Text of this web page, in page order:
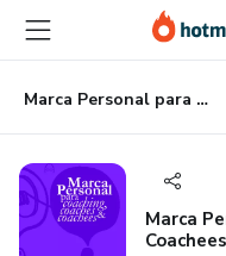
principal
página
de
página
Marca Personal para Coaching, Coaches & Coachees
Marca
Coachees